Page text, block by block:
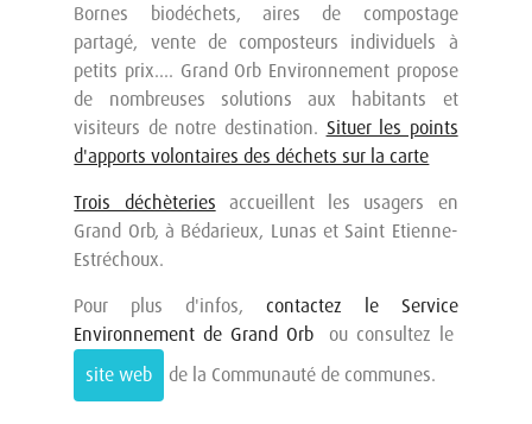
Bornes biodéchets, aires de compostage
partagé, vente de composteurs individuels à
petits prix.... Grand Orb Environnement propose
de nombreuses solutions aux habitants et
visiteurs de notre destination. Situer les points
d'apports volontaires des déchets sur la carte
Trois déchèteries accueillent les usagers en
Grand Orb, à Bédarieux, Lunas et Saint Etienne-
Estréchoux.
Pour plus d'infos, contactez le Service
Environnement de Grand Orbou consultez le
site web
de la Communauté de communes.